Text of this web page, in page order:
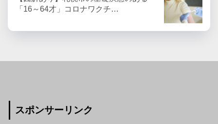
「16～64才」コロナワクチ…
スポンサーリンク